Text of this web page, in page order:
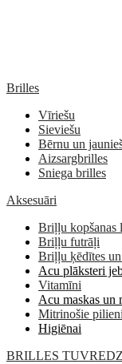
Brilles
Vīriešu
Sieviešu
Bērnu un
Aizsargbrilles
Sniega brilles
Aksesuāri
Briļļu kopšanas
Briļļu futrāļi
Briļļu ķēdītes
Acu plāksteri
Vitamīni
Acu maskas un
Mitrinošie pilieni
Higiēnai
BRILLES